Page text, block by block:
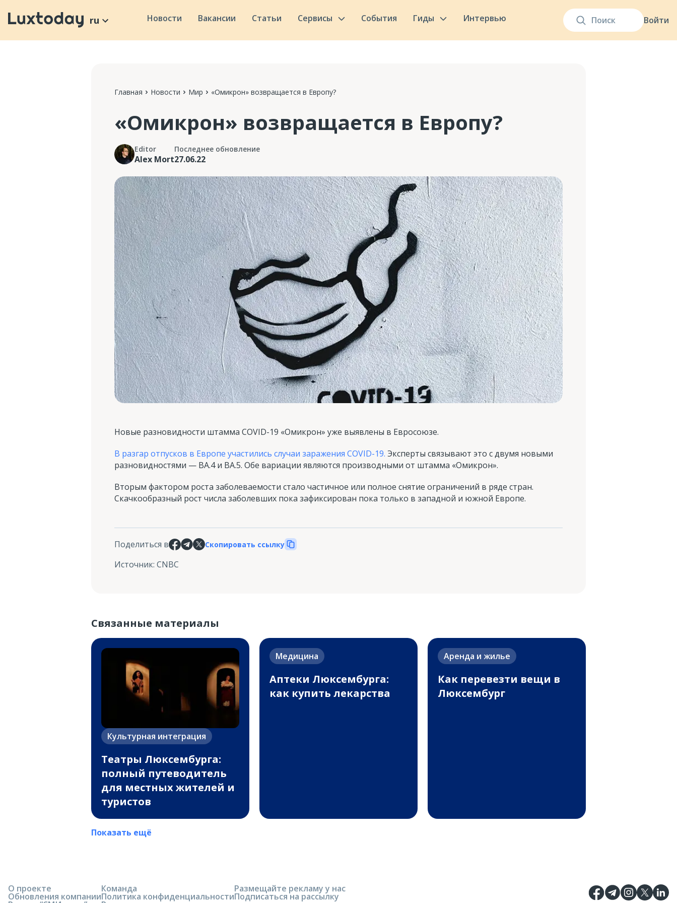
Войти
ru Новости Вакансии Статьи Сервисы События Гиды Интервью
Главная Новости Мир «Омикрон» возвращается в Европу?
«Омикрон» возвращается в Европу?
Editor
Alex Mort
Последнее обновление
27.06.22
Новые разновидности штамма COVID-19 «Омикрон» уже выявлены в Евросоюзе.
В разгар отпусков в Европе участились случаи заражения COVID-19. Эксперты связывают это с двумя новыми
разновидностями — BA.4 и ВА.5. Обе вариации являются производными от штамма «Омикрон».
Вторым фактором роста заболеваемости стало частичное или полное снятие ограничений в ряде стран.
Скачкообразный рост числа заболевших пока зафиксирован пока только в западной и южной Европе.
Поделиться в Скопировать ссылку
Источник: CNBC
Связанные материалы
Культурная интеграция
Театры Люксембурга:
полный путеводитель
для местных жителей и
туристов
Медицина
Аптеки Люксембурга:
как купить лекарства
Аренда и жилье
Как перевезти вещи в
Люксембург
Показать ещё
О проекте
Обновления компании
Команда
Политика конфиденциальности
Размещайте рекламу у нас
Подписаться на рассылку